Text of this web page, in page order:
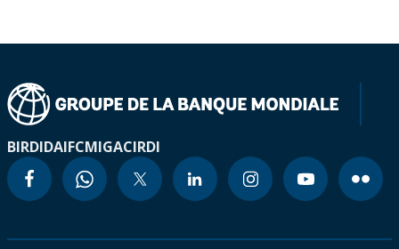
BIRDIDAIFCMIGACIRDI